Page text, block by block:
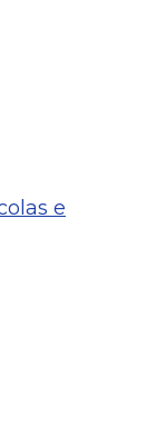
e